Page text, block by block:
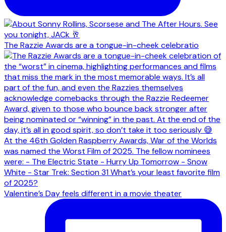
The Razzie Awards are a tongue-in-cheek celebratio
Valentine’s Day feels different in a movie theater